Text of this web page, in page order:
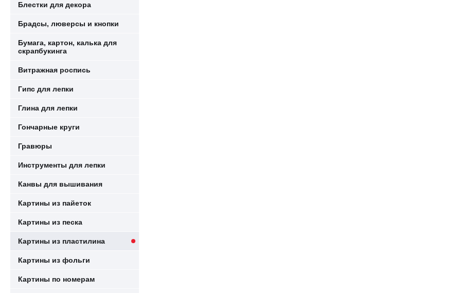
Блестки для декора
Брадсы, люверсы и кнопки
Бумага, картон, калька для
скрапбукинга
Витражная роспись
Гипс для лепки
Глина для лепки
Гончарные круги
Гравюры
Инструменты для лепки
Канвы для вышивания
Картины из пайеток
Картины из песка
Картины из пластилина
Картины из фольги
Картины по номерам